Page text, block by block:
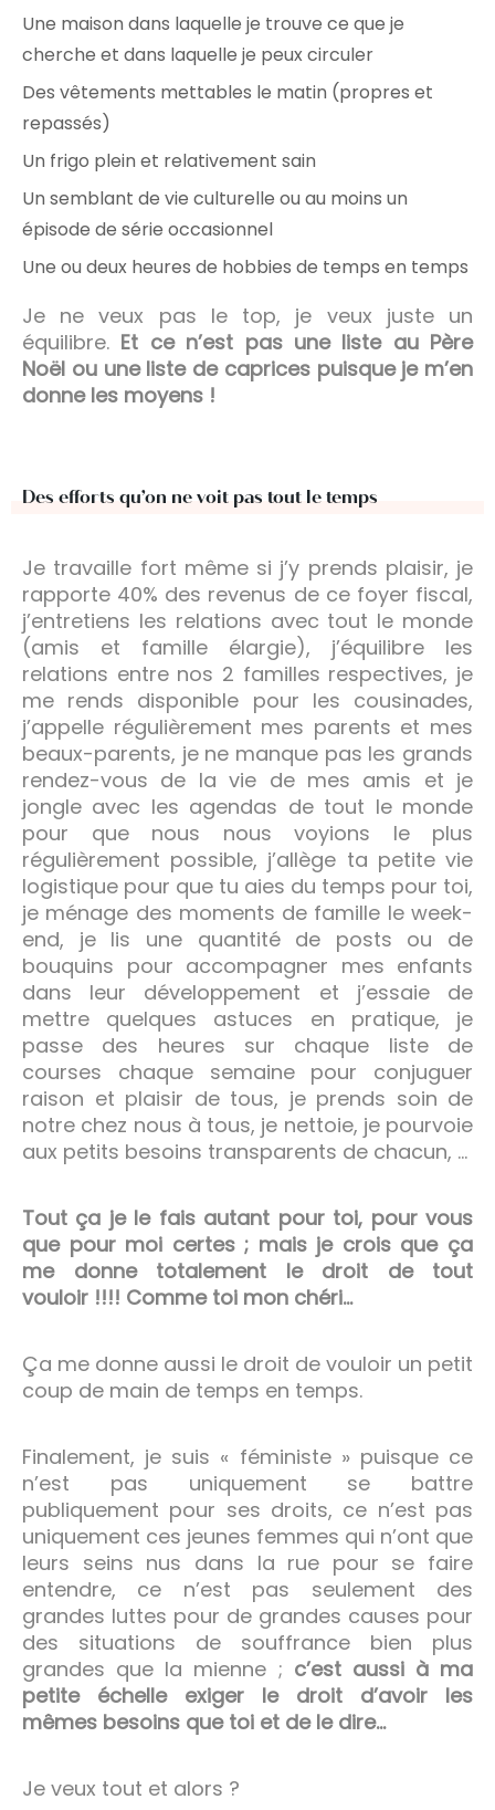
Une maison dans laquelle je trouve ce que je
cherche et dans laquelle je peux circuler
Des vêtements mettables le matin (propres et
repassés)
Un frigo plein et relativement sain
Un semblant de vie culturelle ou au moins un
épisode de série occasionnel
Une ou deux heures de hobbies de temps en temps
Je ne veux pas le top, je veux juste un
équilibre. Et ce n’est pas une liste au Père
Noël ou une liste de caprices puisque je m’en
donne les moyens !
Des efforts qu’on ne voit pas tout le temps
Je travaille fort même si j’y prends plaisir, je
rapporte 40% des revenus de ce foyer fiscal,
j’entretiens les relations avec tout le monde
(amis et famille élargie), j’équilibre les
relations entre nos 2 familles respectives, je
me rends disponible pour les cousinades,
j’appelle régulièrement mes parents et mes
beaux-parents, je ne manque pas les grands
rendez-vous de la vie de mes amis et je
jongle avec les agendas de tout le monde
pour que nous nous voyions le plus
régulièrement possible, j’allège ta petite vie
logistique pour que tu aies du temps pour toi,
je ménage des moments de famille le week-
end, je lis une quantité de posts ou de
bouquins pour accompagner mes enfants
dans leur développement et j’essaie de
mettre quelques astuces en pratique, je
passe des heures sur chaque liste de
courses chaque semaine pour conjuguer
raison et plaisir de tous, je prends soin de
notre chez nous à tous, je nettoie, je pourvoie
aux petits besoins transparents de chacun, …
Tout ça je le fais autant pour toi, pour vous
que pour moi certes ; mais je crois que ça
me donne totalement le droit de tout
vouloir !!!! Comme toi mon chéri…
Ça me donne aussi le droit de vouloir un petit
coup de main de temps en temps.
Finalement, je suis « féministe » puisque ce
n’est pas uniquement se battre
publiquement pour ses droits, ce n’est pas
uniquement ces jeunes femmes qui n’ont que
leurs seins nus dans la rue pour se faire
entendre, ce n’est pas seulement des
grandes luttes pour de grandes causes pour
des situations de souffrance bien plus
grandes que la mienne ; c’est aussi à ma
petite échelle exiger le droit d’avoir les
mêmes besoins que toi et de le dire…
Je veux tout et alors ?